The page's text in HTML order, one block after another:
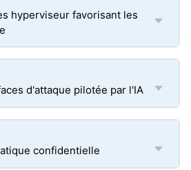
hyperviseur favorisant les
d'attaque pilotée par l'IA
confidentielle